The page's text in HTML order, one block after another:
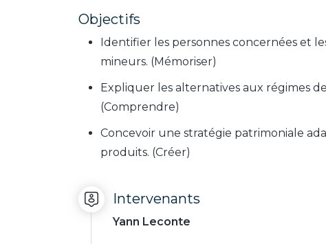
Objectifs
Identifier les personnes concernées et
mineurs. (Mémoriser)
Expliquer les alternatives aux régimes
(Comprendre)
Concevoir une stratégie patrimoniale
produits. (Créer)
Intervenants
Yann Leconte